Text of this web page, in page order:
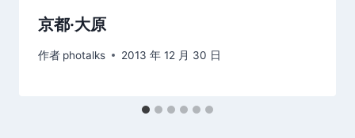
京都·大原
作者 photalks 2013 年 12 月 30 日